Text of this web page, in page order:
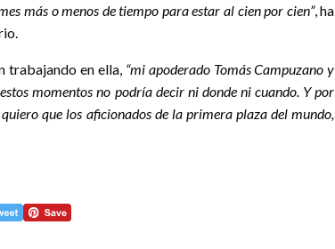
más o menos de tiempo para estar al cien por cien”, ha
trabajando en ella, “mi apoderado Tomás Campuzano y
momentos no podría decir ni donde ni cuando. Y por
que los aficionados de la primera plaza del mundo,